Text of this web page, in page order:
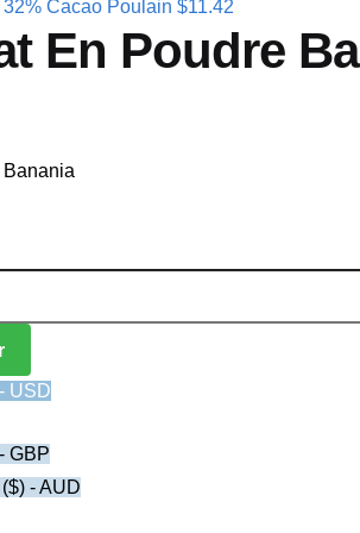
Cacao Poulain $11.42
En Poudre
En Poudre Banania
USD
GBP
- AUD